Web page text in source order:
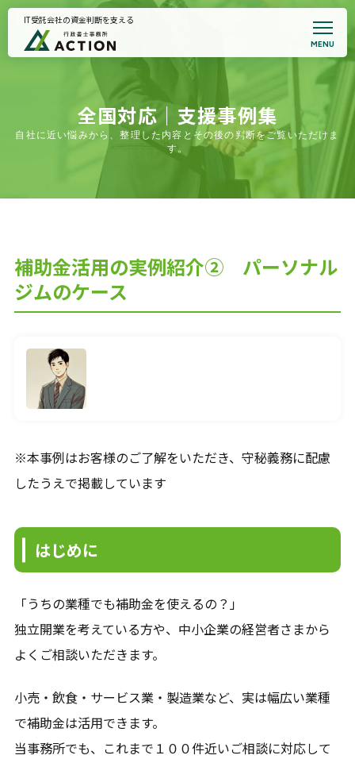
IT受託会社の資金判断を支える
MENU
全国対応｜支援事例集
自社に近い悩みから、整理した内容とその後の判断をご覧いただけま
す。
補助金活用の実例紹介② パーソナル
ジムのケース
※本事例はお客様のご了解をいただき、守秘義務に配慮
したうえで掲載しています
はじめに
「うちの業種でも補助金を使えるの？」
独立開業を考えている方や、中小企業の経営者さまから
よくご相談いただきます。
小売・飲食・サービス業・製造業など、実は幅広い業種
で補助金は活用できます。
当事務所でも、これまで１００件近いご相談に対応して
トップページ
事務所案内
代表プロフィール
悩みから支援を探す
全国対応｜支援事例集
契約書サポート
面談予約・支援適合性確認
入金、支払い、返済、採用、投資。
120分のオンライン面談で整理します。
現状の課題、確認すべき数字、
「初回面談レポート」を納品します。
相談して終わりではなく、
社長が見返せる判断材料を残します。